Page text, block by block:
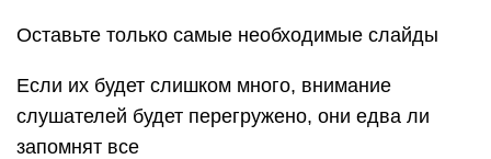
Оставьте только самые необходимые слайды
Если их будет слишком много, внимание
слушателей будет перегружено, они едва ли
запомнят все